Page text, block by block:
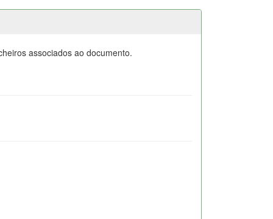
associados ao documento.